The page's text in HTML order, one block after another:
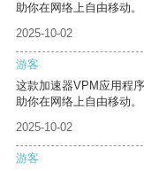
助你在网络上自由移动。
2025-10-02
游客
这款加速器VPM应用程
助你在网络上自由移动。
2025-10-02
游客